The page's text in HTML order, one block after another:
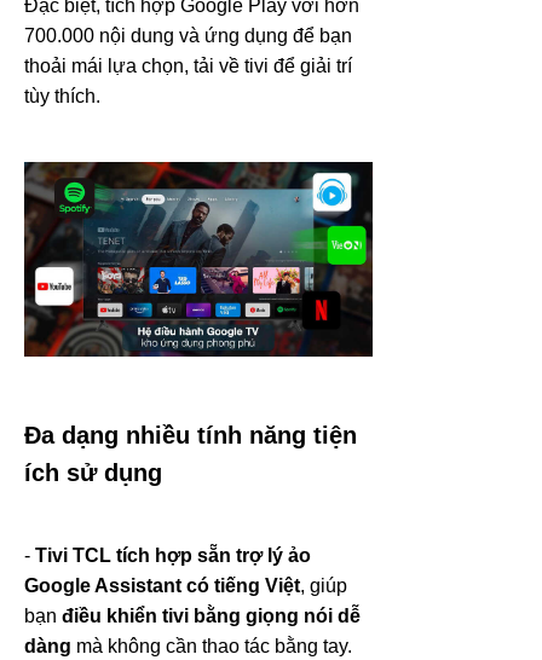
Đặc biệt, tích hợp Google Play với hơn
700.000 nội dung và ứng dụng để bạn
thoải mái lựa chọn, tải về tivi để giải trí
tùy thích.
Đa dạng nhiều tính năng tiện
ích sử dụng
- Tivi TCL tích hợp sẵn trợ lý ảo
Google Assistant có tiếng Việt, giúp
bạn điều khiển tivi bằng giọng nói dễ
dàng mà không cần thao tác bằng tay.